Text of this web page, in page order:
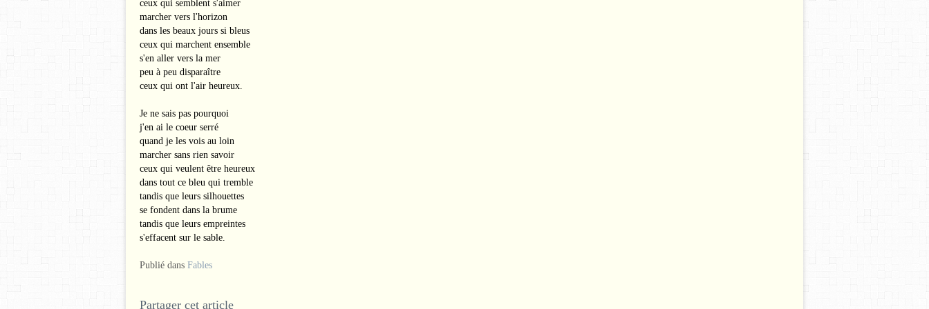
ceux qui semblent s'aimer
marcher vers l'horizon
dans les beaux jours si bleus
ceux qui marchent ensemble
s'en aller vers la mer
peu à peu disparaître
ceux qui ont l'air heureux.
Je ne sais pas pourquoi
j'en ai le coeur serré
quand je les vois au loin
marcher sans rien savoir
ceux qui veulent être heureux
dans tout ce bleu qui tremble
tandis que leurs silhouettes
se fondent dans la brume
tandis que leurs empreintes
s'effacent sur le sable.
Publié dans Fables
Partager cet article